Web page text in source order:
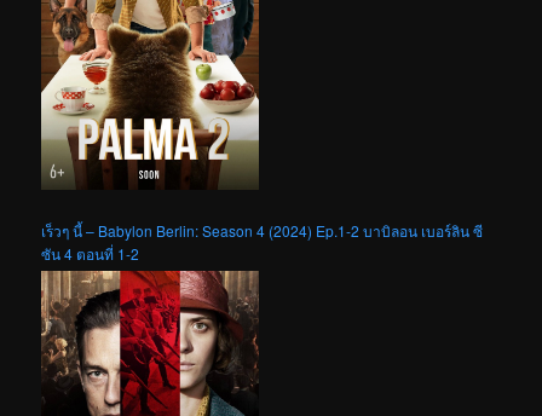
เร็วๆ นี้ – Babylon Berlin: Season 4 (2024) Ep.1-2 บาบิลอน เบอร์ลิน ซี
ซัน 4 ตอนที่ 1-2